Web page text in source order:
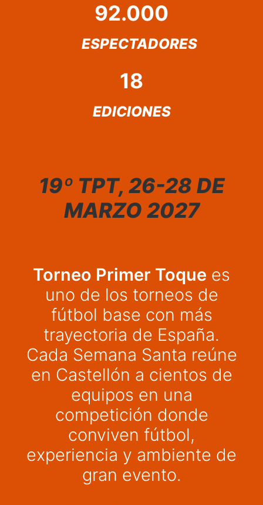
92.000
ESPECTADORES
18
EDICIONES
19º TPT, 26-28 DE
MARZO 2027
Torneo Primer Toque es
uno de los torneos de
fútbol base con más
trayectoria de España.
Cada Semana Santa reúne
en Castellón a cientos de
equipos en una
competición donde
conviven fútbol,
experiencia y ambiente de
gran evento.